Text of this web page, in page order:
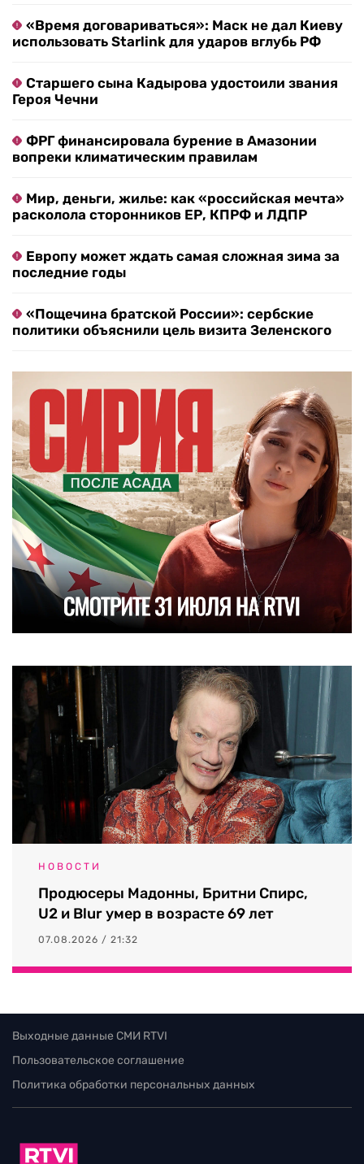
«Время договариваться»: Маск не дал Киеву
использовать Starlink для ударов вглубь РФ
Старшего сына Кадырова удостоили звания
Героя Чечни
ФРГ финансировала бурение в Амазонии
вопреки климатическим правилам
Мир, деньги, жилье: как «российская мечта»
расколола сторонников ЕР, КПРФ и ЛДПР
Европу может ждать самая сложная зима за
последние годы
«Пощечина братской России»: сербские
политики объяснили цель визита Зеленского
НОВОСТИ
Продюсеры Мадонны, Бритни Спирс,
U2 и Blur умер в возрасте 69 лет
07.08.2026 / 21:32
Выходные данные СМИ RTVI
Пользовательское соглашение
Политика обработки персональных данных